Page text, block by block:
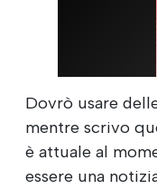
Dovrò usare
mentre scrivo
è attuale al
essere una